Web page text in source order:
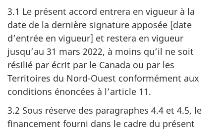
3.1 Le présent accord entrera en vigueur à la
date de la dernière signature apposée [date
d’entrée en vigueur] et restera en vigueur
jusqu’au 31 mars 2022, à moins qu’il ne soit
résilié par écrit par le Canada ou par les
Territoires du Nord-Ouest conformément aux
conditions énoncées à l’article 11.
3.2 Sous réserve des paragraphes 4.4 et 4.5, le
financement fourni dans le cadre du présent